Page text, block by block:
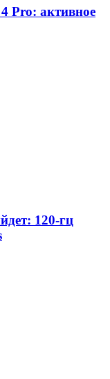
Pro: активное
120-гц